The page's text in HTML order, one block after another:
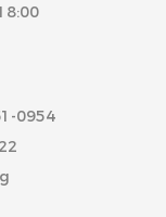
0954